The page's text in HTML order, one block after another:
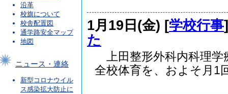
沿革
校旗について
校舎配置図
通学路安全マップ
地図
ニュース・連絡
新型コロナウイル
ス感染拡大防止に
1月19日(金) [学校行事
た
上田整形外科内科理学
全校体育を、およそ月1